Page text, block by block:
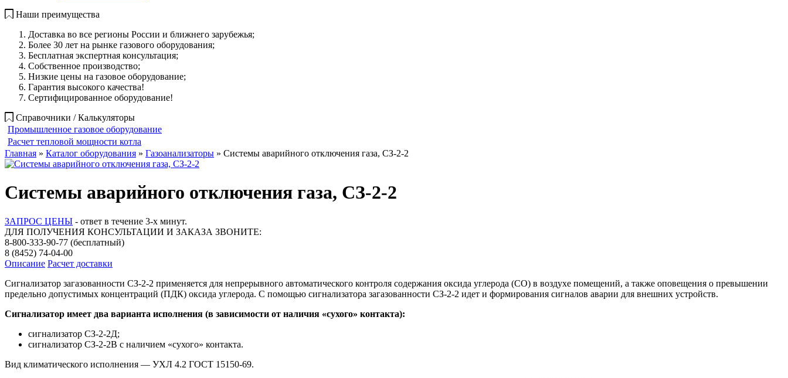
Наши преимущества
Доставка во все регионы России и ближнего зарубежья;
Более 30 лет на рынке газового оборудования;
Бесплатная экспертная консультация;
Собственное производство;
Низкие цены на газовое оборудование;
Гарантия высокого качества!
Сертифицированное оборудование!
Справочники / Калькуляторы
Промышленное газовое оборудование
Расчет тепловой мощности котла
Главная » Каталог оборудования » Газоанализаторы » Системы аварийного отключения газа, СЗ-2-2
Системы аварийного отключения газа, СЗ-2-2
ЗАПРОС ЦЕНЫ - ответ в течение 3-х минут.
ДЛЯ ПОЛУЧЕНИЯ КОНСУЛЬТАЦИИ И ЗАКАЗА ЗВОНИТЕ:
8-800-333-90-77 (бесплатный)
8 (8452) 74-04-00
Описание Расчет доставки
Сигнализатор загазованности СЗ-2-2 применяется для непрерывного автоматического контроля содержания оксида углерода (CО) в воздухе помещений, а также оповещения о превышении
предельно допустимых концентраций (ПДК) оксида углерода. С помощью сигнализатора загазованности СЗ-2-2 идет и формирования сигналов аварии для внешних устройств.
Сигнализатор имеет два варианта исполнения (в зависимости от наличия «сухого» контакта):
сигнализатор СЗ-2-2Д;
сигнализатор СЗ-2-2В с наличием «сухого» контакта.
Вид климатического исполнения — УХЛ 4.2 ГОСТ 15150-69.